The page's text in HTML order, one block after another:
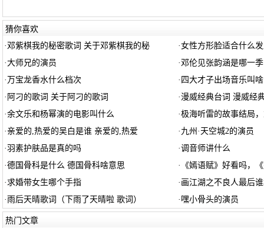
猜你喜欢
· 邓紫棋我的秘密歌词 关于邓紫棋我的秘 ·女性方形脸适合什么
·大师兄的演员 · 邓伦见张韵涵是哪一季
· 万宝龙香水什么档次 · 四大才子出场音乐叫
· 阿刁的歌词 关于阿刁的歌词 ·漫威经典台词 漫威经
·余文乐和杨幂演的电影叫什么 ·极海听雷的故事结局
· 亲爱的,热爱的吴白是谁 亲爱的,热爱 · 九州·天空城2的演员
·羽素护肤品是真的吗 ·调音师讲什么
·德国骨科是什么 德国骨科啥意思 · 《嫣语赋》好看吗，
·求婚带女生哪个手指 · 画江湖之不良人最后
· 雨后天晴歌词（下雨了天晴啦 歌词） · 嘿小骨头的演员
热门文章